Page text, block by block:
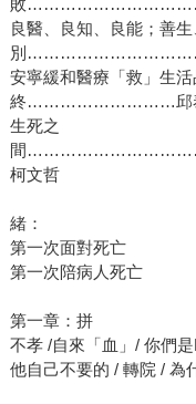
敗
良醫、良知、良能；善
別
安寧緩和醫療「救」生
終………………………邱
生死之
間
柯文哲
緒：
第一次面對死亡
第一次陪病人死亡
第一章：拼
不孝 /自來「血」/ 你們
他自己不要的 / 轉院 / 為